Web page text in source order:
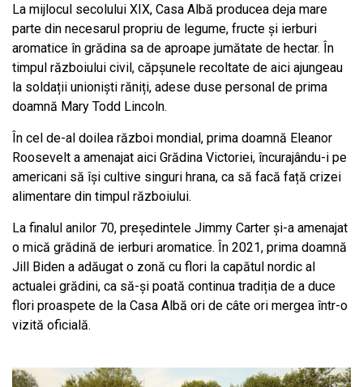
La mijlocul secolului XIX, Casa Albă producea deja mare
parte din necesarul propriu de legume, fructe și ierburi
aromatice în grădina sa de aproape jumătate de hectar. În
timpul războiului civil, căpșunele recoltate de aici ajungeau
la soldații unioniști răniți, adese duse personal de prima
doamnă Mary Todd Lincoln.
În cel de-al doilea război mondial, prima doamnă Eleanor
Roosevelt a amenajat aici Grădina Victoriei, încurajându-i pe
americani să își cultive singuri hrana, ca să facă față crizei
alimentare din timpul războiului.
La finalul anilor 70, președintele Jimmy Carter și-a amenajat
o mică grădină de ierburi aromatice. În 2021, prima doamnă
Jill Biden a adăugat o zonă cu flori la capătul nordic al
actualei grădini, ca să-și poată continua tradiția de a duce
flori proaspete de la Casa Albă ori de câte ori mergea într-o
vizită oficială.